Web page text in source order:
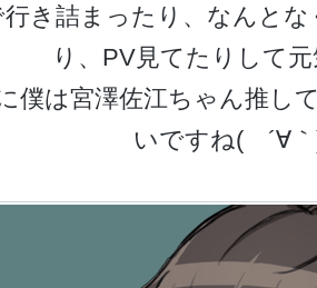
行き詰まったり、なんと
り、PV見てたりして
僕は宮澤佐江ちゃん推し
いですね( ´∀｀